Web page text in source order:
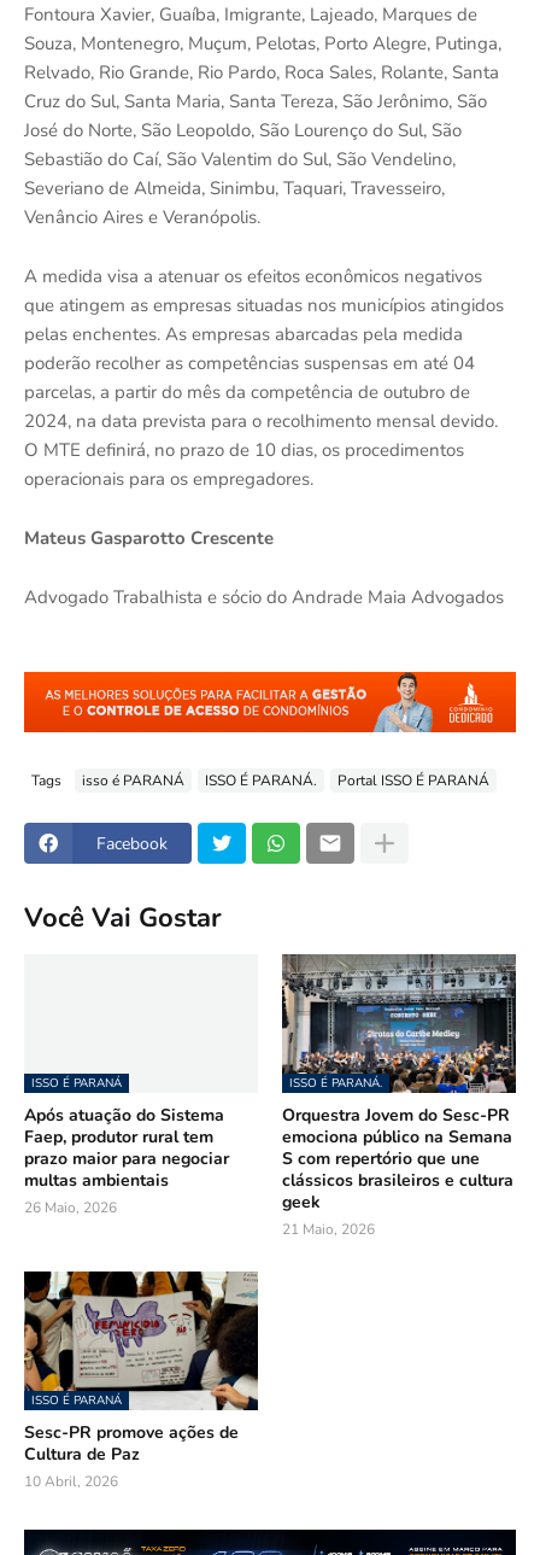
Fontoura Xavier, Guaíba, Imigrante, Lajeado, Marques de
Souza, Montenegro, Muçum, Pelotas, Porto Alegre, Putinga,
Relvado, Rio Grande, Rio Pardo, Roca Sales, Rolante, Santa
Cruz do Sul, Santa Maria, Santa Tereza, São Jerônimo, São
José do Norte, São Leopoldo, São Lourenço do Sul, São
Sebastião do Caí, São Valentim do Sul, São Vendelino,
Severiano de Almeida, Sinimbu, Taquari, Travesseiro,
Venâncio Aires e Veranópolis.
A medida visa a atenuar os efeitos econômicos negativos
que atingem as empresas situadas nos municípios atingidos
pelas enchentes. As empresas abarcadas pela medida
poderão recolher as competências suspensas em até 04
parcelas, a partir do mês da competência de outubro de
2024, na data prevista para o recolhimento mensal devido.
O MTE definirá, no prazo de 10 dias, os procedimentos
operacionais para os empregadores.
Mateus Gasparotto Crescente
Advogado Trabalhista e sócio do Andrade Maia Advogados
Tags isso é PARANÁ ISSO É PARANÁ. Portal ISSO É PARANÁ
Facebook
Você Vai Gostar
ISSO É PARANÁ
Após atuação do Sistema
Faep, produtor rural tem
prazo maior para negociar
multas ambientais
26 Maio, 2026
ISSO É PARANÁ.
Orquestra Jovem do Sesc-PR
emociona público na Semana
S com repertório que une
clássicos brasileiros e cultura
geek
21 Maio, 2026
ISSO É PARANÁ
Sesc-PR promove ações de
Cultura de Paz
10 Abril, 2026